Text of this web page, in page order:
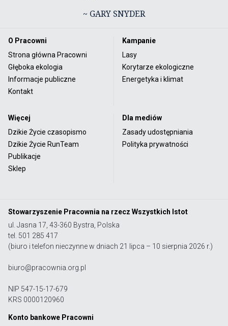
~ GARY SNYDER
O Pracowni
Strona główna Pracowni
Głęboka ekologia
Informacje publiczne
Kontakt
Kampanie
Lasy
Korytarze ekologiczne
Energetyka i klimat
Więcej
Dzikie Życie czasopismo
Dzikie Życie RunTeam
Publikacje
Sklep
Dla mediów
Zasady udostępniania
Polityka prywatności
Stowarzyszenie Pracownia na rzecz Wszystkich Istot
ul. Jasna 17, 43-360 Bystra, Polska
tel. 501 285 417
(biuro i telefon nieczynne w dniach 21 lipca – 10 sierpnia 2026 r.)
biuro@pracownia.org.pl
NIP 547-15-17-679
KRS 0000120960
Konto bankowe Pracowni